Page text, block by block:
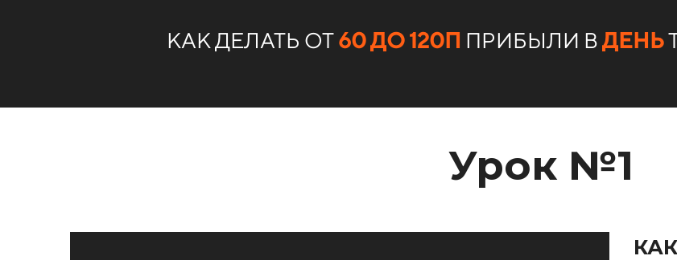
КАК ДЕЛАТЬ ОТ60 ДО 120П ПРИБЫЛИ ВДЕНЬ
Урок №1